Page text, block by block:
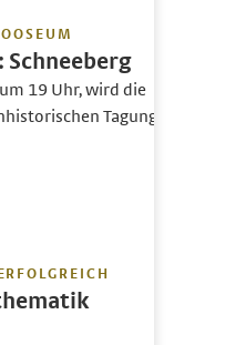
19 Uhr, wird die
Tagung